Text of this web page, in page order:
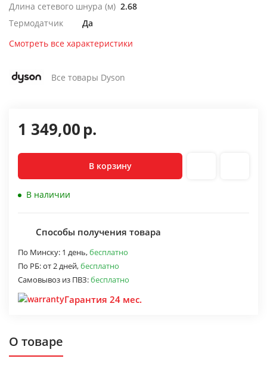
Длина сетевого шнура (м) 2.68
Термодатчик
Да
Смотреть все характеристики
Все товары Dyson
1 349,00р.
В корзину
В наличии
Способы получения товара
По Минску: 1 день,бесплатно
По РБ:от 2 дней,бесплатно
Самовывоз из ПВЗ:бесплатно
Гарантия 24 мес.
О товаре